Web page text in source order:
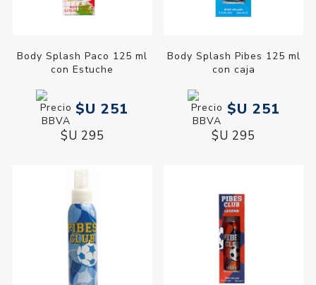
Body Splash Paco 125 ml
con Estuche
$U 251
$U 295
Body Splash Pibes 125 ml
con caja
$U 251
$U 295